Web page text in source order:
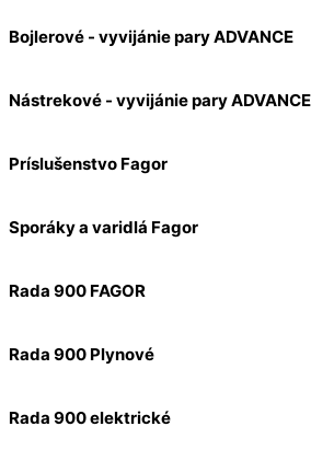
Bojlerové - vyvijánie pary ADVANCE
Nástrekové - vyvijánie pary ADVANCE
Príslušenstvo Fagor
Sporáky a varidlá Fagor
Rada 900 FAGOR
Rada 900 Plynové
Rada 900 elektrické